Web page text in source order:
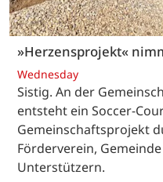
»Herzensprojekt«
Wednesday
Sistig. An der
entsteht ein Soccer-
Gemeinschaftsprojekt
Förderverein,
Unterstützern.